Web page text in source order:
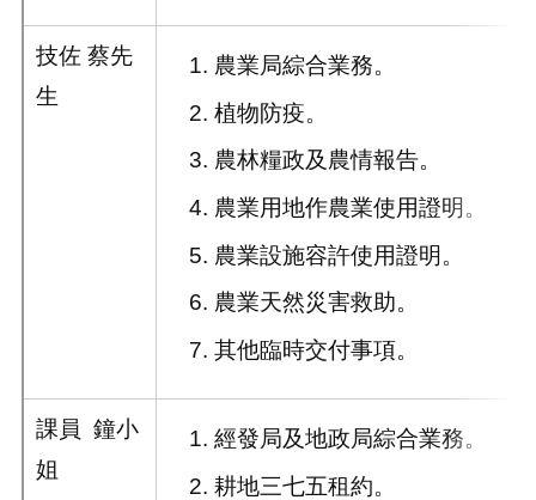
技佐 蔡先
生
農業局綜合業務。
植物防疫。
農林糧政及農情報告。
農業用地作農業使用證明。
農業設施容許使用證明。
農業天然災害救助。
其他臨時交付事項。
課員 鐘小
姐
經發局及地政局綜合業務。
耕地三七五租約。